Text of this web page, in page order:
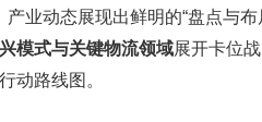
业动态展现出鲜明的“盘点与布
模式与关键物流领域展开卡位
动路线图。